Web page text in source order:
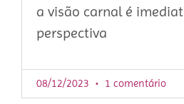
a visão carnal é
perspectiva
08/12/2023 1 comentário